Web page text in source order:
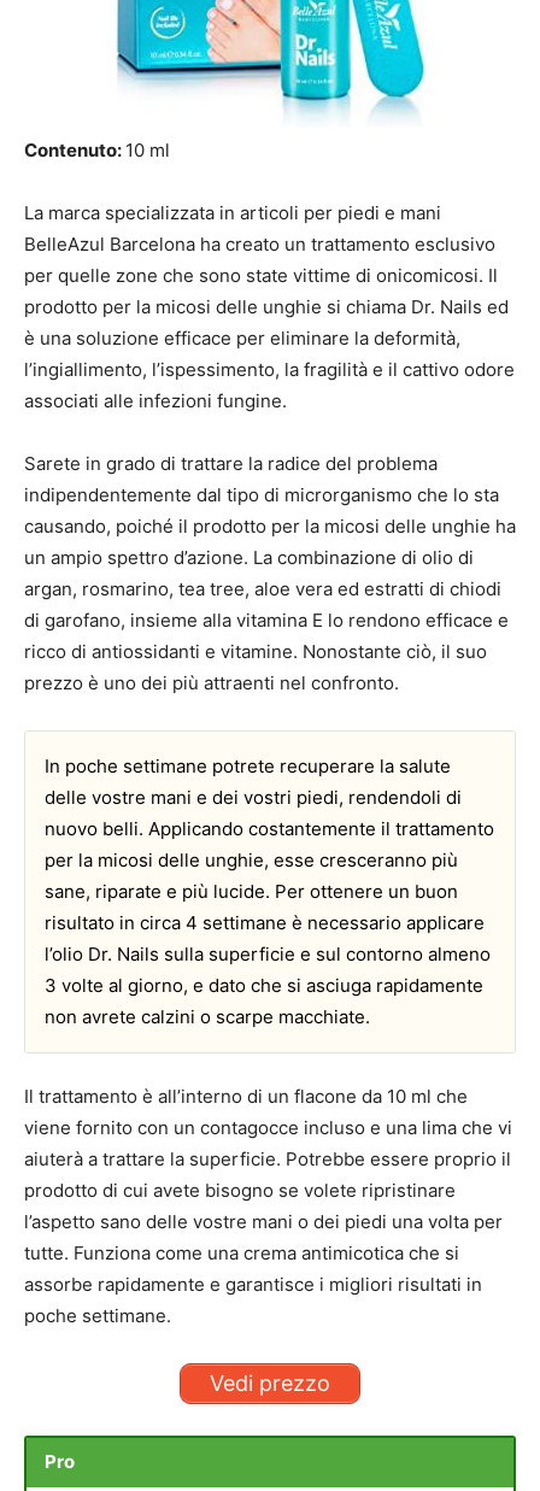
Contenuto: 10 ml
La marca specializzata in articoli per piedi e mani
BelleAzul Barcelona ha creato un trattamento esclusivo
per quelle zone che sono state vittime di onicomicosi. Il
prodotto per la micosi delle unghie si chiama Dr. Nails ed
è una soluzione efficace per eliminare la deformità,
l’ingiallimento, l’ispessimento, la fragilità e il cattivo odore
associati alle infezioni fungine.
Sarete in grado di trattare la radice del problema
indipendentemente dal tipo di microrganismo che lo sta
causando, poiché il prodotto per la micosi delle unghie ha
un ampio spettro d’azione. La combinazione di olio di
argan, rosmarino, tea tree, aloe vera ed estratti di chiodi
di garofano, insieme alla vitamina E lo rendono efficace e
ricco di antiossidanti e vitamine. Nonostante ciò, il suo
prezzo è uno dei più attraenti nel confronto.
In poche settimane potrete recuperare la salute
delle vostre mani e dei vostri piedi, rendendoli di
nuovo belli. Applicando costantemente il trattamento
per la micosi delle unghie, esse cresceranno più
sane, riparate e più lucide. Per ottenere un buon
risultato in circa 4 settimane è necessario applicare
l’olio Dr. Nails sulla superficie e sul contorno almeno
3 volte al giorno, e dato che si asciuga rapidamente
non avrete calzini o scarpe macchiate.
Il trattamento è all’interno di un flacone da 10 ml che
viene fornito con un contagocce incluso e una lima che vi
aiuterà a trattare la superficie. Potrebbe essere proprio il
prodotto di cui avete bisogno se volete ripristinare
l’aspetto sano delle vostre mani o dei piedi una volta per
tutte. Funziona come una crema antimicotica che si
assorbe rapidamente e garantisce i migliori risultati in
poche settimane.
Vedi prezzo
Pro